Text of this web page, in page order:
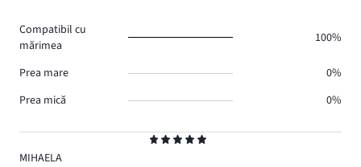
5
MIHAELA
Compatibil cu
mărimea
100%
Prea mare
0%
Prea mică
0%